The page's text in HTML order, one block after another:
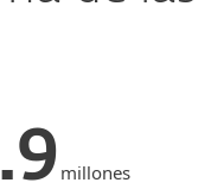
millones